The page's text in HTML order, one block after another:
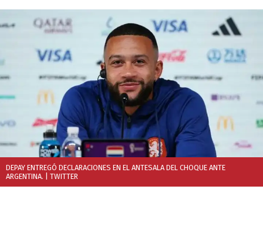
DEPAY ENTREGÓ DECLARACIONES EN EL ANTESALA DEL CHOQUE ANTE
ARGENTINA. | TWITTER